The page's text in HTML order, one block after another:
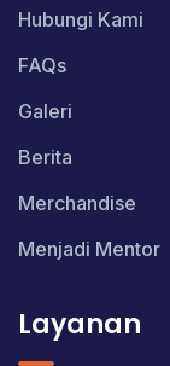
Hubungi Kami
FAQs
Galeri
Berita
Merchandise
Menjadi Mentor
Layanan